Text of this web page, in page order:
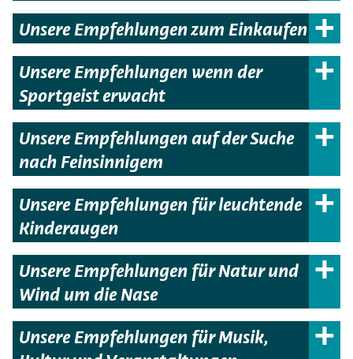
Unsere Empfehlungen zum Einkaufen
Unsere Empfehlungen wenn der
Sportgeist erwacht
Unsere Empfehlungen auf der Suche
nach Feinsinnigem
Unsere Empfehlungen für leuchtende
Kinderaugen
Unsere Empfehlungen für Natur und
Wind um die Nase
Unsere Empfehlungen für Musik,